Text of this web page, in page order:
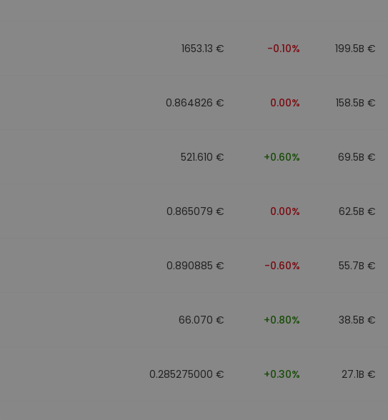
1653.13 € -0.10% 199.5B €
0.864826 € 0.00% 158.5B €
521.610 € +0.60% 69.5B €
0.865079 € 0.00% 62.5B €
0.890885 € -0.60% 55.7B €
66.070 € +0.80% 38.5B €
0.285275000 € +0.30% 27.1B €